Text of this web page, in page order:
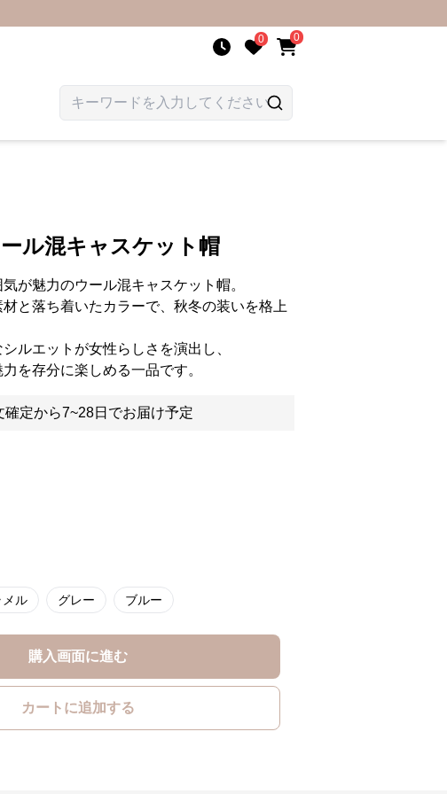
0 0
ル混キャスケット帽
が魅力のウール混キャスケット帽。
と落ち着いたカラーで、秋冬の装いを格上
ルエットが女性らしさを演出し、
を存分に楽しめる一品です。
確定から7~28日でお届け予定
メル グレー ブルー
購入画面に進む
カートに追加する